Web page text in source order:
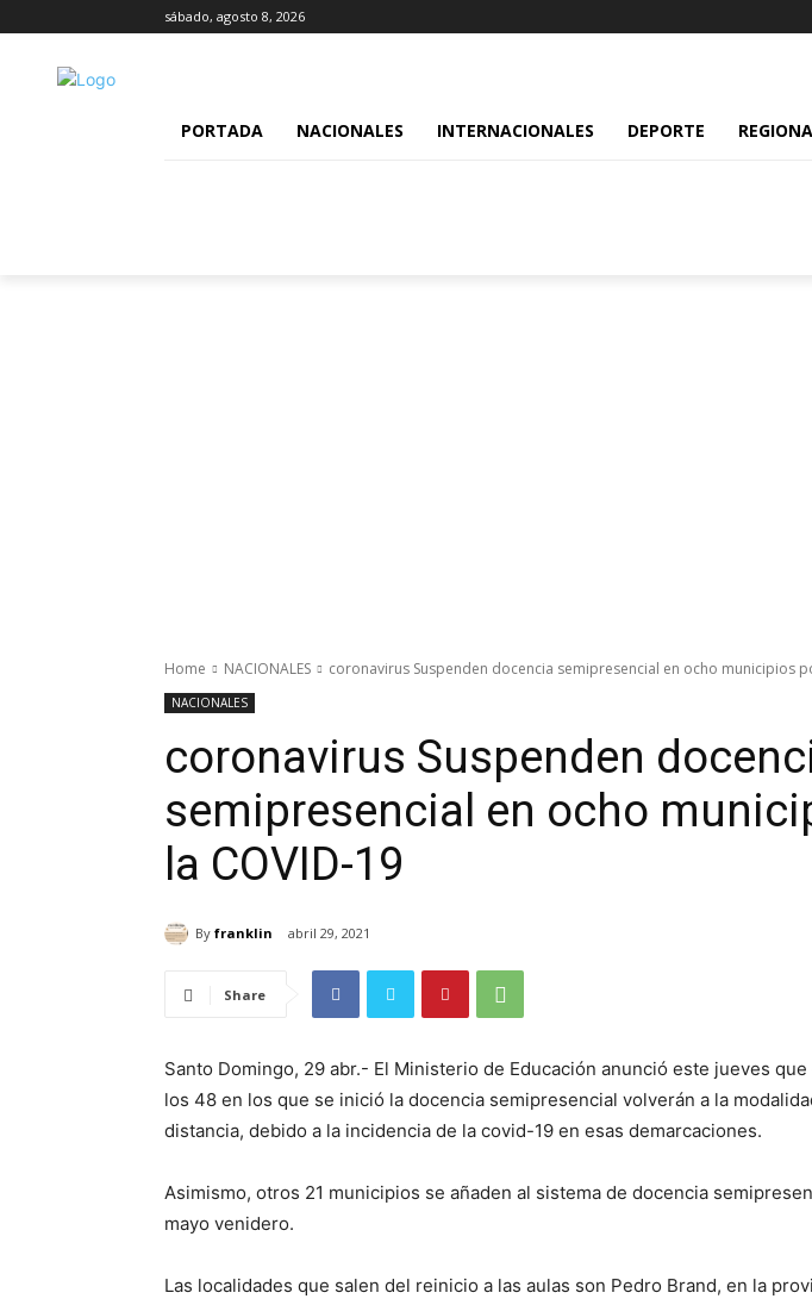
sábado, agosto 8, 2026
PORTADA NACIONALES INTERNACIONALES DEPORTE
Home NACIONALES coronavirus Suspenden docencia semipresencial en ocho municipios
NACIONALES
coronavirus Suspenden
semipresencial en ocho
la COVID-19
By franklin abril 29, 2021
Share
Santo Domingo, 29 abr.- El Ministerio de Educación anunció este jueves
los 48 en los que se inició la docencia semipresencial volverán a la
distancia, debido a la incidencia de la covid-19 en esas demarcaciones.
Asimismo, otros 21 municipios se añaden al sistema de docencia
mayo venidero.
Las localidades que salen del reinicio a las aulas son Pedro Brand, en la